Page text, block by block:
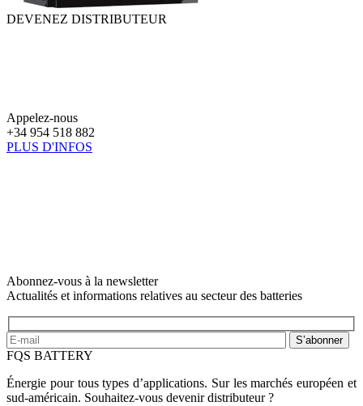
DEVENEZ DISTRIBUTEUR
Appelez-nous
+34 954 518 882
PLUS D'INFOS
Abonnez-vous à la newsletter
Actualités et informations relatives au secteur des batteries
S’abonner
FQS BATTERY
Énergie pour tous types d’applications. Sur les marchés européen et
sud-américain. Souhaitez-vous devenir distributeur ?